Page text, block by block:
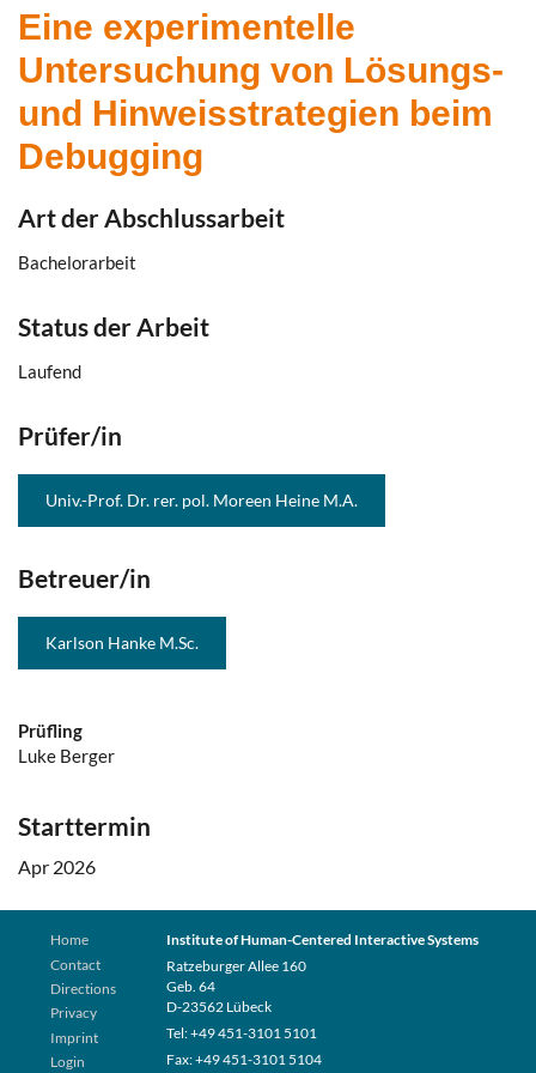
Eine experimentelle
Untersuchung von Lösungs-
und Hinweisstrategien beim
Debugging
Art der Abschlussarbeit
Bachelorarbeit
Status der Arbeit
Laufend
Prüfer/in
Univ.-Prof. Dr. rer. pol. Moreen Heine M.A.
Betreuer/in
Karlson Hanke M.Sc.
Prüfling
Luke Berger
Starttermin
Apr 2026
Home
Contact
Directions
Privacy
Imprint
Login
Institute of Human-Centered Interactive Systems
Ratzeburger Allee 160
Geb. 64
D-23562 Lübeck
Tel: +49 451-3101 5101
Fax: +49 451-3101 5104